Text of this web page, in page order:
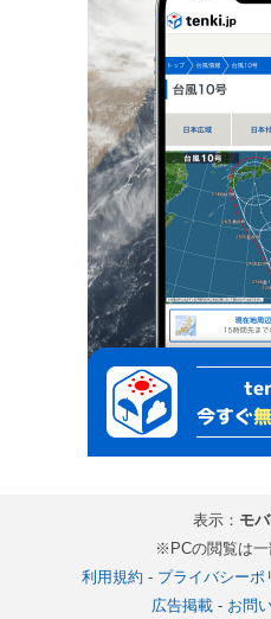
表示： モ
※PCの閲覧は一
利用規約 - プライバシーポ
広告掲載- お問